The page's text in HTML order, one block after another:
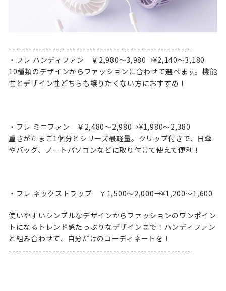
------------------------------------------------------
・フレ ハンディファン ￥2,980～3,980→¥2,140～3,180
10種類のデザインからファッションに合わせて選べます。機能
性とデザイン性どちらも譲りたくない方におすすめ！
・フレ ミニファン ￥2,480～2,980→¥1,980～2,380
重さがたまご1個分とシリーズ最軽量。クリップ付きで、日傘
やバッグ、ノートパソコンなどに取り付けて使えて便利！
・フレ ネックストラップ ￥1,500～2,000→¥1,200～1,600
使いやすいシンプルなデザインからファッションのワンポイン
トになるトレンド感たっぷりなデザインまで！ハンディファン
と組み合わせて、自分だけのコーディネートを！
------------------------------------------------------